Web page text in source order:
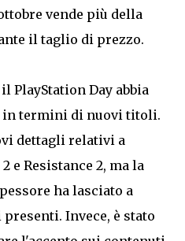
vende più della
il taglio di prezzo.
PlayStation Day abbia
termini di nuovi titoli.
dettagli relativi a
e Resistance 2, ma la
ha lasciato a
Invece, è stato